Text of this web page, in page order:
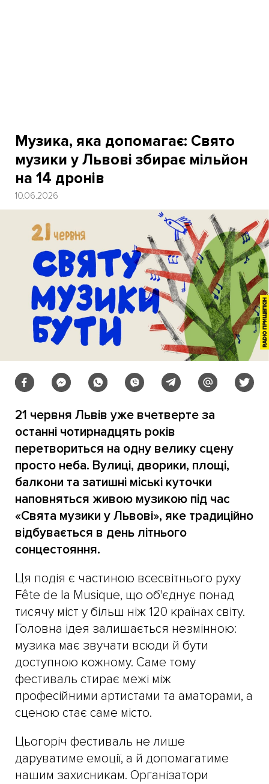
Музика, яка допомагає: Свято
музики у Львові збирає мільйон
на 14 дронів
10.06.2026
21 червня Львів уже вчетверте за
останні чотирнадцять років
перетвориться на одну велику сцену
просто неба. Вулиці, дворики, площі,
балкони та затишні міські куточки
наповняться живою музикою під час
«Свята музики у Львові», яке традиційно
відбувається в день літнього
сонцестояння.
Ця подія є частиною всесвітнього руху
Fête de la Musique, що об'єднує понад
тисячу міст у більш ніж 120 країнах світу.
Головна ідея залишається незмінною:
музика має звучати всюди й бути
доступною кожному. Саме тому
фестиваль стирає межі між
професійними артистами та аматорами, а
сценою стає саме місто.
Цьогоріч фестиваль не лише
даруватиме емоції, а й допомагатиме
нашим захисникам. Організатори